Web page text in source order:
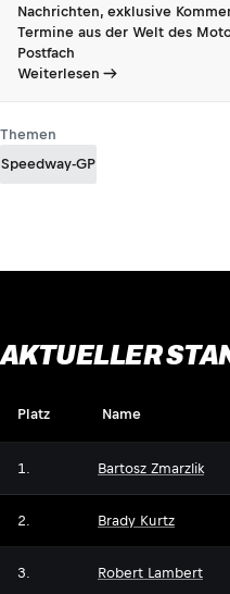
Nachrichten, exklusive
Termine aus der Welt des
Postfach
Weiterlesen
Themen
Speedway-GP
AKTUELLER
Platz Name
1. Bartosz Zmarzlik
2. Brady Kurtz
3. Robert Lambert